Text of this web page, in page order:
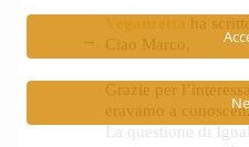
Veganzetta ha
Ciao Marco,
Grazie per
eravamo a
La questione di